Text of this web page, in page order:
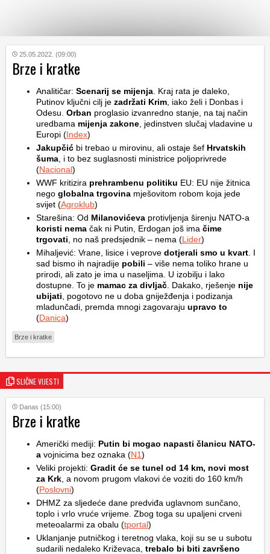
KATEGORIJE
HRVATSKI
WEB
25.05.2022. (09:00)
Brze i kratke
Analitičar: Scenarij se mijenja . Kraj rata je daleko,
Putinov ključni cilj je zadržati Krim , iako želi i Donbas i
Odesu. Orban proglasio izvanredno stanje, na taj način
uredbama mijenja zakone , jedinstven slučaj vladavine u
Europi (Index)
Jakupčić bi trebao u mirovinu, ali ostaje šef Hrvatskih
šuma , i to bez suglasnosti ministrice poljoprivrede
(Nacional)
WWF kritizira prehrambenu politiku EU: EU nije žitnica
nego globalna trgovina mješovitom robom koja jede
svijet (Agroklub)
Starešina: Od Milanovićeva protivljenja širenju NATO-a
koristi nema čak ni Putin, Erdogan još ima čime
trgovati , no naš predsjednik – nema (Lider)
Mihaljević: Vrane, lisice i veprove dotjerali smo u kvart . I
sad bismo ih najradije pobili – više nema toliko hrane u
prirodi, ali zato je ima u naseljima. U izobilju i lako
dostupne. To je mamac za divljač . Dakako, rješenje nije
ubijati , pogotovo ne u doba gniježđenja i podizanja
mladunčadi, premda mnogi zagovaraju upravo to
(Danica)
Brze i kratke
SLIČNE VIJESTI
Danas (15:00)
Brze i kratke
Američki mediji: Putin bi mogao napasti članicu NATO-
a vojnicima bez oznaka (N1)
Veliki projekti: Gradit će se tunel od 14 km, novi most
za Krk , a novom prugom vlakovi će voziti do 160 km/h
(Poslovni)
DHMZ za sljedeće dane predviđa uglavnom sunčano,
toplo i vrlo vruće vrijeme. Zbog toga su upaljeni crveni
meteoalarmi za obalu (tportal)
Uklanjanje putničkog i teretnog vlaka, koji su se u subotu
sudarili nedaleko Križevaca, trebalo bi biti završeno